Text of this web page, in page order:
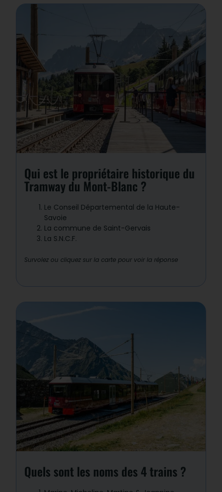
Qui est le propriétaire historique du
Tramway du Mont-Blanc ?
Le Conseil Départemental de la Haute-
Savoie
La commune de Saint-Gervais
La S.N.C.F.
Survolez ou cliquez sur la carte pour voir la réponse
Réponse : 1
En 2026, l’exploitation du TMB est reprise
en direct par le Département au travers
du Tramway du Mont Blanc.
Quels sont les noms des 4 trains ?
Réponse : 2
Chaque motrice a son prénom et sa
couleur propre. Marie est
, Anne
estverte, Jeanne estrouge , et
couleurs du Département de la Haute-
Savoie.